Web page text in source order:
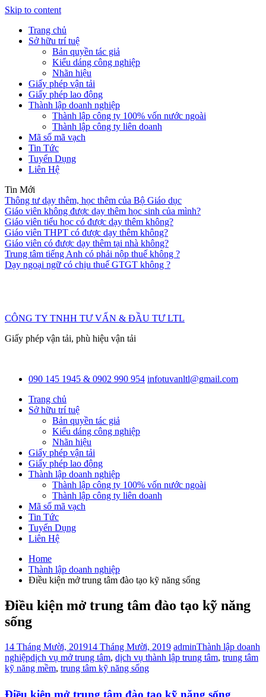
Skip to content
Trang chủ
Sở hữu trí tuệ
Bản quyền tác giả
Kiểu dáng công nghiệp
Nhãn hiệu
Giấy phép vận tải
Giấy phép lao động
Thành lập doanh nghiệp
Thành lập công ty 100% vốn nước ngoài
Thành lập công ty liên doanh
Mã số mã vạch
Tin Tức
Tuyển Dụng
Liên Hệ
Tin Mới
Thông tư dạy thêm, học thêm của Bộ Giáo dục
Giáo viên không được dạy thêm học sinh của mình?
Giáo viên tiểu học có được dạy thêm không?
Giáo viên THPT có được dạy thêm không?
Giáo viên có được dạy thêm tại nhà không?
Trung tâm tiếng Anh có phải nộp thuế không ?
Dạy ngoại ngữ có chịu thuế GTGT không ?
CÔNG TY TNHH TƯ VẤN & ĐẦU TƯ LTL
Giấy phép vận tải, phù hiệu vận tải
090 145 1945 & 0902 990 954 infotuvanltl@gmail.com
Trang chủ
Sở hữu trí tuệ
Bản quyền tác giả
Kiểu dáng công nghiệp
Nhãn hiệu
Giấy phép vận tải
Giấy phép lao động
Thành lập doanh nghiệp
Thành lập công ty 100% vốn nước ngoài
Thành lập công ty liên doanh
Mã số mã vạch
Tin Tức
Tuyển Dụng
Liên Hệ
Home
Thành lập doanh nghiệp
Điều kiện mở trung tâm đào tạo kỹ năng sống
Điều kiện mở trung tâm đào tạo kỹ năng
sống
14 Tháng Mười, 201914 Tháng Mười, 2019 adminThành lập doanh
nghiệpdịch vụ mở trung tâm, dịch vụ thành lập trung tâm, trung tâm
kỹ năng mềm, trung tâm kỹ năng sống
Điều kiện mở trung tâm đào tạo kỹ năng sống